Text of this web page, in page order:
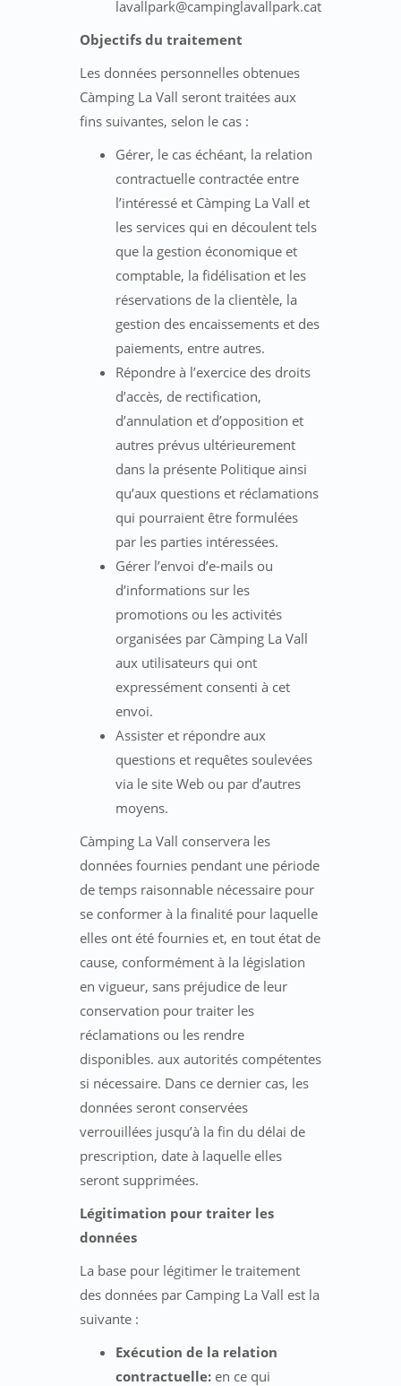
lavallpark@campinglavallpark.cat
Objectifs du traitement
Les données personnelles obtenues
Càmping La Vall seront traitées aux
fins suivantes, selon le cas :
Gérer, le cas échéant, la relation
contractuelle contractée entre
l’intéressé et Càmping La Vall et
les services qui en découlent tels
que la gestion économique et
comptable, la fidélisation et les
réservations de la clientèle, la
gestion des encaissements et des
paiements, entre autres.
Répondre à l’exercice des droits
d’accès, de rectification,
d’annulation et d’opposition et
autres prévus ultérieurement
dans la présente Politique ainsi
qu’aux questions et réclamations
qui pourraient être formulées
par les parties intéressées.
Gérer l’envoi d’e-mails ou
d’informations sur les
promotions ou les activités
organisées par Càmping La Vall
aux utilisateurs qui ont
expressément consenti à cet
envoi.
Assister et répondre aux
questions et requêtes soulevées
via le site Web ou par d’autres
moyens.
Càmping La Vall conservera les
données fournies pendant une période
de temps raisonnable nécessaire pour
se conformer à la finalité pour laquelle
elles ont été fournies et, en tout état de
cause, conformément à la législation
en vigueur, sans préjudice de leur
conservation pour traiter les
réclamations ou les rendre
disponibles. aux autorités compétentes
si nécessaire. Dans ce dernier cas, les
données seront conservées
verrouillées jusqu’à la fin du délai de
prescription, date à laquelle elles
seront supprimées.
Légitimation pour traiter les
données
La base pour légitimer le traitement
des données par Camping La Vall est la
suivante :
Exécution de la relation
contractuelle: en ce qui